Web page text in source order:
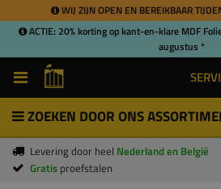
WIJ ZIJN OPEN EN BEREIKBAAR
ACTIE: 20% korting op kant-en-klare MDF
augustus *
ZOEKEN DOOR ONS
Levering door heel Nederland en België
Gratis proefstalen